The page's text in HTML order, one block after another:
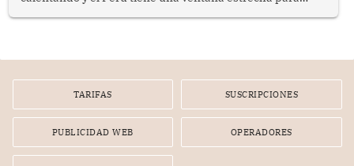
TARIFAS SUSCRIPCIONES
PUBLICIDAD WEB OPERADORES